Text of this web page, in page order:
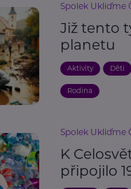
Spolek Ukliďme
Již tento
planetu
Aktivity Děti
Rodina
Spolek Ukliďme
K
připojilo